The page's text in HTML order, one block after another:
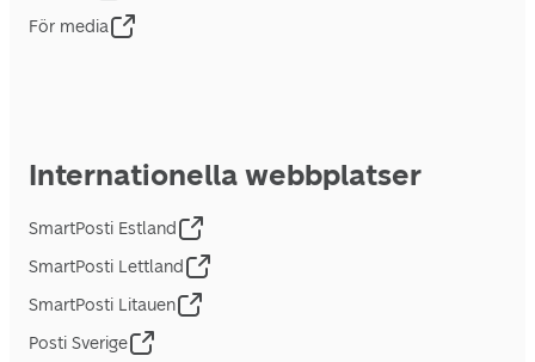
För media
Internationella webbplatser
SmartPosti Estland
SmartPosti Lettland
SmartPosti Litauen
Posti Sverige